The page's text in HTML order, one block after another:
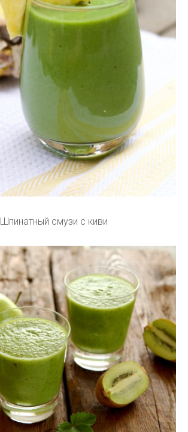
Шпинатный смузи с киви